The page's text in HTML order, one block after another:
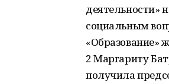
деятельности»
социальным
«Образование»
2 Маргариту
получила